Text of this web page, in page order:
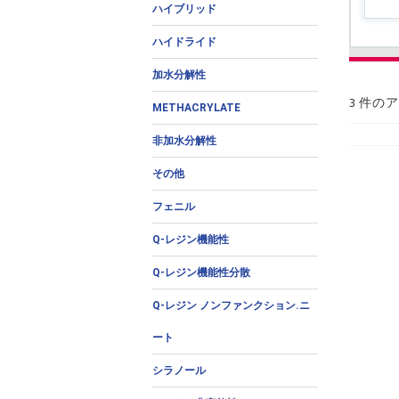
ハイブリッド
ハイドライド
加水分解性
METHACRYLATE
非加水分解性
その他
フェニル
Q-レジン機能性
Q-レジン機能性分散
Q-レジン ノンファンクション.ニ
ート
シラノール
3 件の